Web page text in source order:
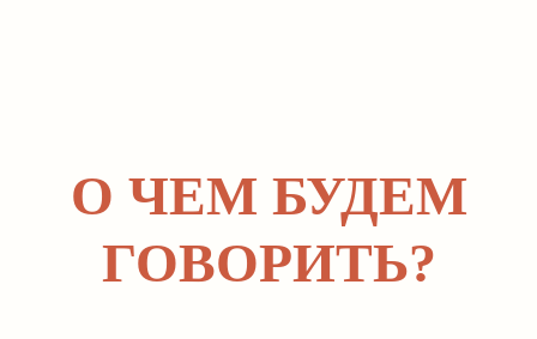
О ЧЕМ БУДЕМ
ГОВОРИТЬ?